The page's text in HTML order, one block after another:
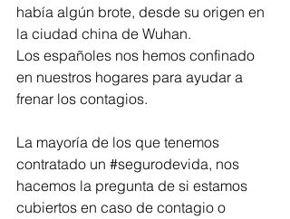
había algún brote, desde su origen en
la ciudad china de Wuhan.
Los españoles nos hemos confinado
en nuestros hogares para ayudar a
frenar los contagios.
La mayoría de los que tenemos
contratado un #segurodevida, nos
hacemos la pregunta de si estamos
cubiertos en caso de contagio o